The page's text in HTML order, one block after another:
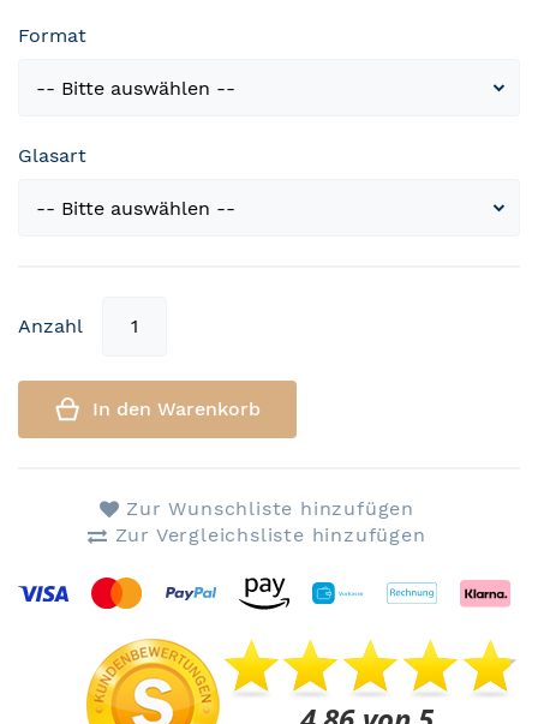
Format
Glasart
Anzahl
In den Warenkorb
Zur Wunschliste hinzufügen
Zur Vergleichsliste hinzufügen